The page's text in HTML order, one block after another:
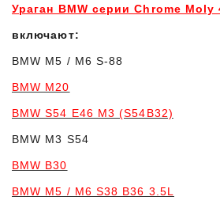
Ураган BMW серии Chrome
включают:
BMW M5 / M6 S-88
BMW M20
BMW S54 E46 M3 (S54B32)
BMW M3 S54
BMW B30
BMW M5 / M6 S38 B36 3.5L